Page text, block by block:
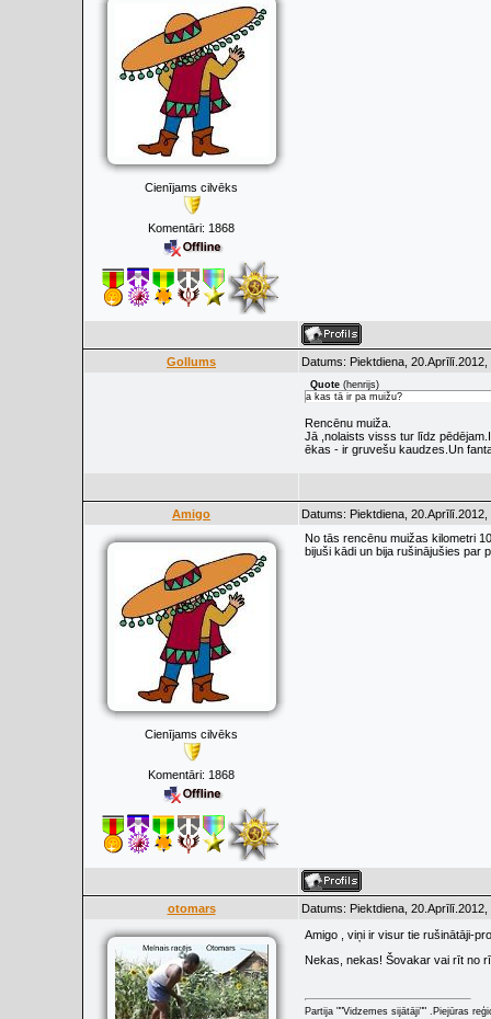
Cienījams cilvēks
Komentāri: 1868
Gollums Datums: Piektdiena,
Quote (henrijs)
a kas tā ir pa muižu?
Rencēnu muiža.
Jā ,nolaists visss tur līdz
ēkas - ir gruvešu kaudzes.Un
Amigo Datums: Piektdiena,
Cienījams cilvēks
Komentāri: 1868
No tās rencēnu muižas kilometri
bijuši kādi un bija rušinājušies par
otomars Datums: Piektdiena,
Amigo , viņi ir visur tie rušinātāji-
Nekas, nekas! Šovakar vai rīt no
Partija ""Vidzemes sijātāji"" .Piejūras